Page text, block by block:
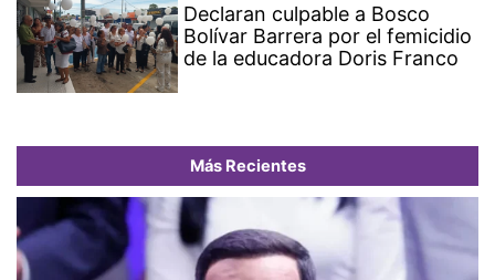
Declaran culpable a Bosco
Bolívar Barrera por el femicidio
de la educadora Doris Franco
Más Recientes